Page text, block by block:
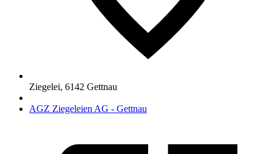
Ziegelei, 6142 Gettnau
AGZ Ziegeleien AG - Gettnau